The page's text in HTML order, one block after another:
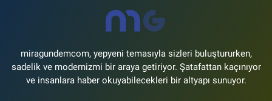
Şenlikköy Mahallesi Harman Sokak 43 4B Flyinn Avm yaya girişi karşısı,
miragundemcom, yepyeni temasıyla sizleri buluştururken,
sadelik ve modernizmi bir araya getiriyor. Şatafattan kaçınıyor
ve insanlara haber okuyabilecekleri bir altyapı sunuyor.